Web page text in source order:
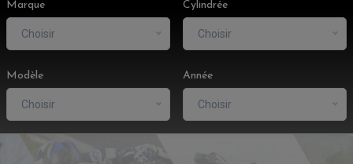
Marque
Choisir
Cylindrée
Choisir
Modèle
Choisir
Année
Choisir